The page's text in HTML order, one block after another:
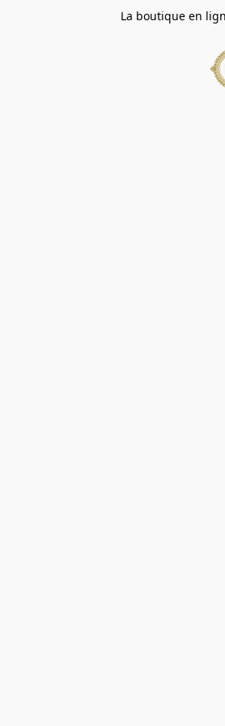
La boutique en